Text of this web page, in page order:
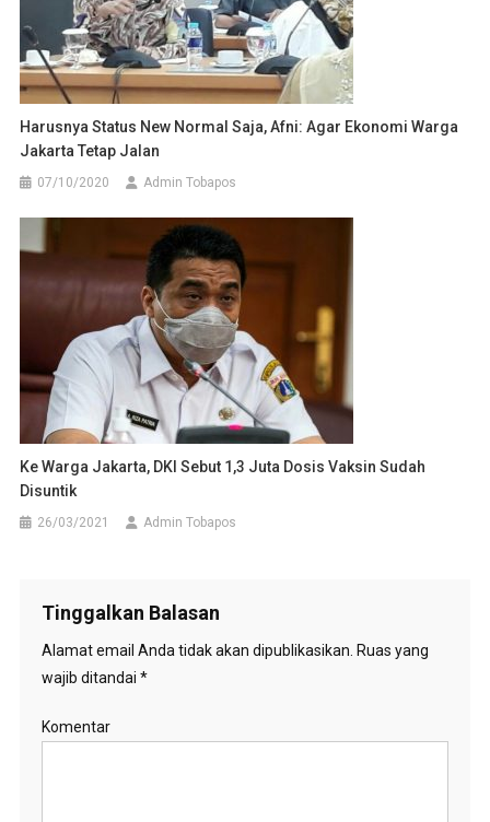
Harusnya Status New Normal Saja, Afni: Agar Ekonomi Warga
Jakarta Tetap Jalan
07/10/2020 Admin Tobapos
Ke Warga Jakarta, DKI Sebut 1,3 Juta Dosis Vaksin Sudah
Disuntik
26/03/2021 Admin Tobapos
Tinggalkan Balasan
Alamat email Anda tidak akan dipublikasikan. Ruas yang
wajib ditandai *
Komentar